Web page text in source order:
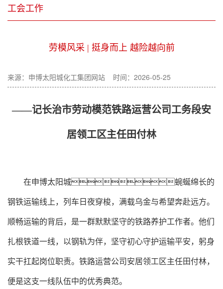
工会工作
劳模风采 | 挺身而上 越险越向前
来源：申博太阳城化工集团网站 时间：2026-05-25
——记长治市劳动模范铁路运营公司工务段安
居领工区主任田付林
在申博太阳城蜿蜒绵长的
钢铁运输线上，列车日夜穿梭，满载乌金与希望奔赴远方。
顺畅运输的背后，是一群默默坚守的铁路养护工作者。他们
扎根铁道一线，以钢轨为伴，坚守初心守护运输平安，躬身
实干扛起岗位职责。铁路运营公司安居领工区主任田付林，
便是这支一线队伍中的优秀典范。